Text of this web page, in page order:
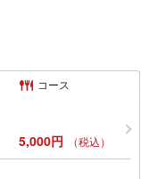
コース
5,000円 （税込）